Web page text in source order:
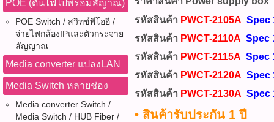
POE (ดันไฟไปพร้อมสัญาณ)
POE Switch / สวิทช์พีโออี /
จ่ายไฟกล้องIPและตัวกระจาย
สัญญาณ
Media converter แปลงLAN
Media Switch หลายช่อง
Media converter Switch /
Media Switch / HUB Fiber /
รหัสสินค้า PWCT-2105A Spec
รหัสสินค้า PWCT-2110A Spec
รหัสสินค้า PWCT-2115A Spec
รหัสสินค้า PWCT-2120A Spec
รหัสสินค้า PWCT-2130A Spec
• สินค้ารับประกัน 1 ปี